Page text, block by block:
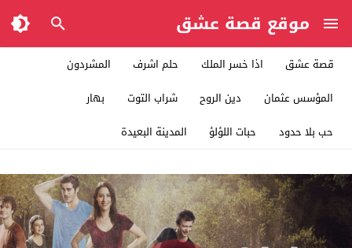
موقع قصة عشق
قصة عشق اذا خسر الملك حلم اشرف
المشردون
المؤسس عثمان
دين الروح شراب التوت
بهار
حب بلا حدود
حبات اللؤلؤ المدينة البعيدة